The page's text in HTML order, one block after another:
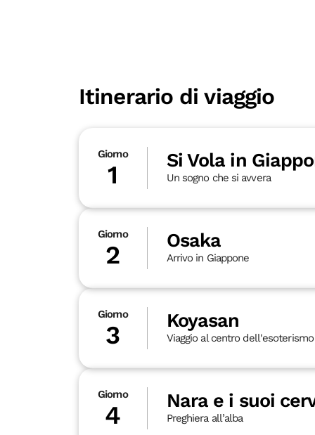
Itinerario di viaggio
Giorno
1 Si Vola in
Un sogno che si avvera
Giorno
2 Osaka
Arrivo in Giappone
Giorno
3 Koyasan
Viaggio al centro dell'esoterismo
Giorno
4 Nara e i suoi
Preghiera all’alba